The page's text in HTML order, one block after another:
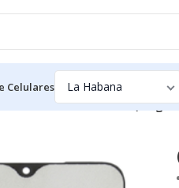
Celulares
Mate 20 Lite – EVERIZ